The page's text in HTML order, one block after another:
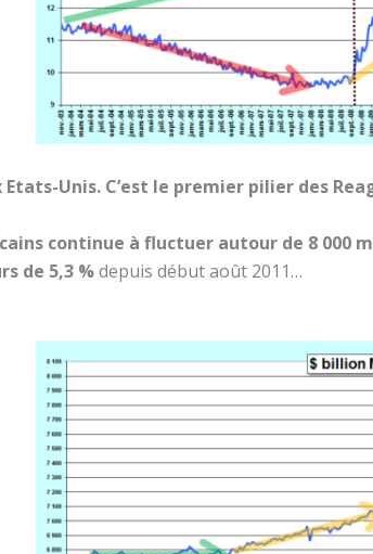
Etats-Unis. C’est le premier pilier des
continue à fluctuer autour de 8
de 5,3 %depuis début août 2011…